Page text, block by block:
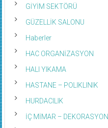
GİYİM SEKTÖRÜ
GÜZELLİK SALONU
Haberler
HAC ORGANİZASYON
HALI YIKAMA
HASTANE – POLIKLINIK
HURDACILIK
İÇ MİMAR – DEKORASYON